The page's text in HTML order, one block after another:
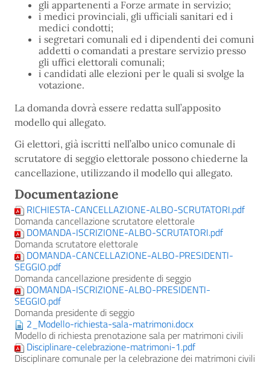
gli appartenenti a Forze armate in servizio;
i medici provinciali, gli ufficiali sanitari ed i
medici condotti;
i segretari comunali ed i dipendenti dei comuni
addetti o comandati a prestare servizio presso
gli uffici elettorali comunali;
i candidati alle elezioni per le quali si svolge la
votazione.
La domanda dovrà essere redatta sull’apposito
modello qui allegato.
Gi elettori, già iscritti nell’albo unico comunale di
scrutatore di seggio elettorale possono chiederne la
cancellazione, utilizzando il modello qui allegato.
Documentazione
RICHIESTA-CANCELLAZIONE-ALBO-SCRUTATORI.pdf
Domanda cancellazione scrutatore elettorale
DOMANDA-ISCRIZIONE-ALBO-SCRUTATORI.pdf
Domanda scrutatore elettorale
DOMANDA-CANCELLAZIONE-ALBO-PRESIDENTI-
SEGGIO.pdf
Domanda cancellazione presidente di seggio
DOMANDA-ISCRIZIONE-ALBO-PRESIDENTI-
SEGGIO.pdf
Domanda presidente di seggio
2_Modello-richiesta-sala-matrimoni.docx
Modello di richiesta prenotazione sala per matrimoni civili
Disciplinare-celebrazione-matrimoni-1.pdf
Disciplinare comunale per la celebrazione dei matrimoni civili